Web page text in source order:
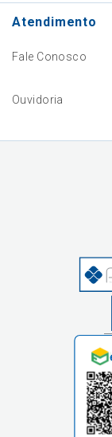
Atendimento
Fale Conosco
Ouvidoria